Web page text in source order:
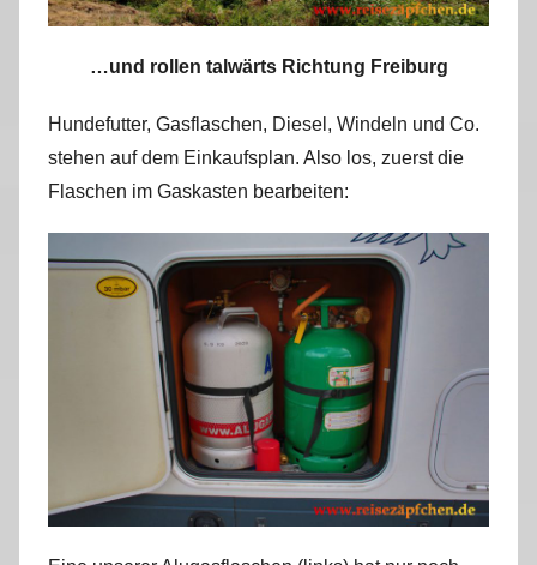
…und rollen talwärts Richtung Freiburg
Hundefutter, Gasflaschen, Diesel, Windeln und Co.
stehen auf dem Einkaufsplan. Also los, zuerst die
Flaschen im Gaskasten bearbeiten: